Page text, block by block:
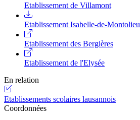
Etablissement de Villamont
Etablissement Isabelle-de-Montolieu
Etablissement des Bergières
Etablissement de l'Elysée
En relation
Etablissements scolaires lausannois
Coordonnées